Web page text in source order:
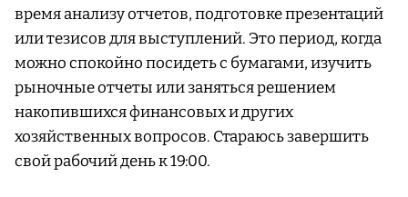
время анализу отчетов, подготовке презентаций
или тезисов для выступлений. Это период, когда
можно спокойно посидеть с бумагами, изучить
рыночные отчеты или заняться решением
накопившихся финансовых и других
хозяйственных вопросов. Стараюсь завершить
свой рабочий день к 19:00.